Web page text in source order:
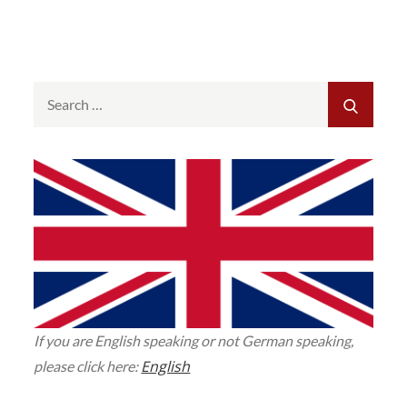
If you are English speaking or not German speaking,
please click here:English